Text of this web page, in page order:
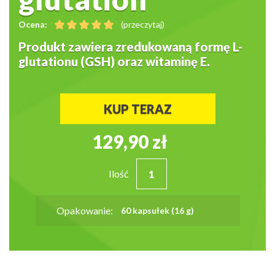
Ocena: (przeczytaj)
Produkt zawiera zredukowaną formę L-
glutationu (GSH) oraz witaminę E.
KUP TERAZ
129,90 zł
Ilość
Opakowanie: 60 kapsułek (16 g)